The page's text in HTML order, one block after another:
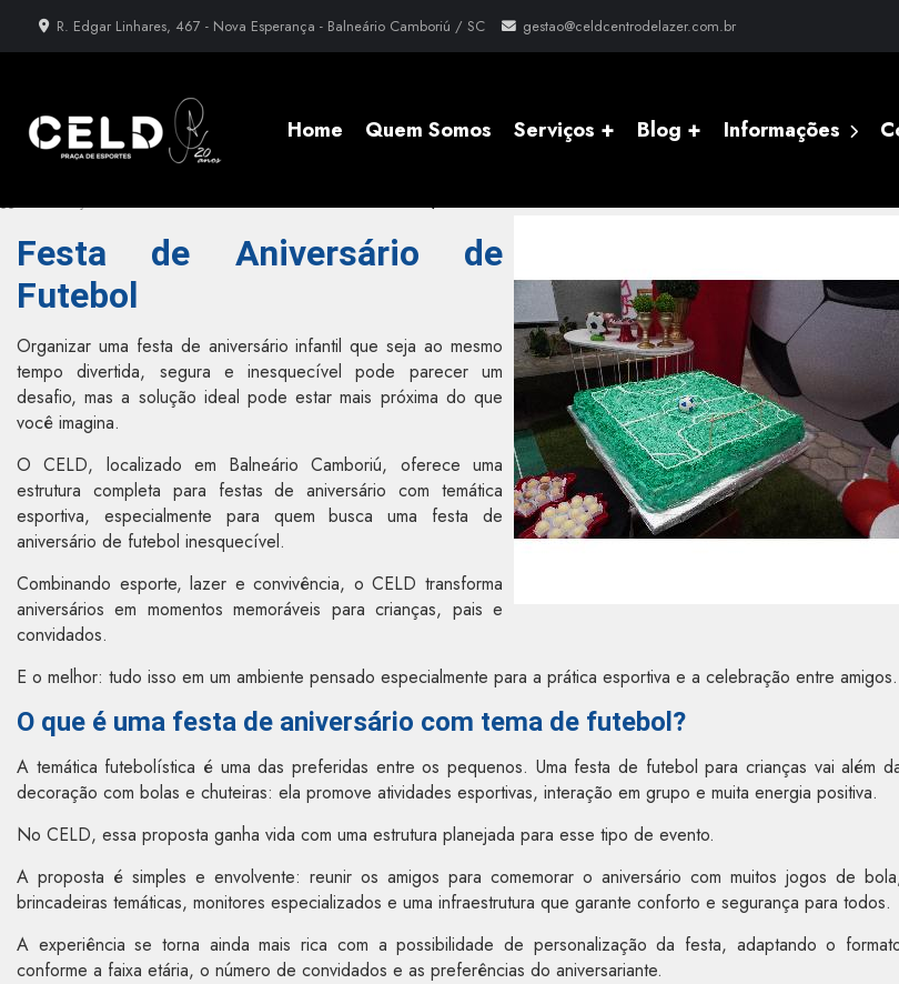
R. Edgar Linhares, 467 - Nova Esperança - Balneário Camboriú / SC gestao@celdcentrodelazer.com.br
Home Quem Somos Serviços + Blog + Informações
Festa de Aniversário de
Futebol
Organizar uma festa de aniversário infantil que seja ao mesmo
tempo divertida, segura e inesquecível pode parecer um
desafio, mas a solução ideal pode estar mais próxima do que
você imagina.
O CELD, localizado em Balneário Camboriú, oferece uma
estrutura completa para festas de aniversário com temática
esportiva, especialmente para quem busca uma festa de
aniversário de futebol inesquecível.
Combinando esporte, lazer e convivência, o CELD transforma
aniversários em momentos memoráveis para crianças, pais e
convidados.
E o melhor: tudo isso em um ambiente pensado especialmente para a prática esportiva e a celebração entre amigos.
O que é uma festa de aniversário com tema de futebol?
A temática futebolística é uma das preferidas entre os pequenos. Uma festa de futebol para crianças vai além
decoração com bolas e chuteiras: ela promove atividades esportivas, interação em grupo e muita energia positiva.
No CELD, essa proposta ganha vida com uma estrutura planejada para esse tipo de evento.
A proposta é simples e envolvente: reunir os amigos para comemorar o aniversário com muitos jogos de
brincadeiras temáticas, monitores especializados e uma infraestrutura que garante conforto e segurança para todos.
A experiência se torna ainda mais rica com a possibilidade de personalização da festa, adaptando o
conforme a faixa etária, o número de convidados e as preferências do aniversariante.